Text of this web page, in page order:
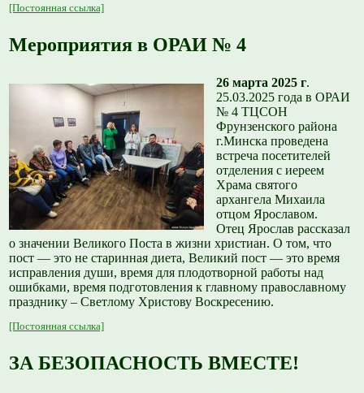
[Постоянная ссылка]
Мероприятия в ОРАИ № 4
26 марта 2025 г.
25.03.2025 года в ОРАИ
№ 4 ТЦСОН
Фрунзенского района
г.Минска проведена
встреча посетителей
отделения с иереем
Храма святого
архангела Михаила
отцом Ярославом.
Отец Ярослав рассказал
о значении Великого Поста в жизни христиан. О том, что
пост — это не старинная диета, Великий пост — это время
исправления души, время для плодотворной работы над
ошибками, время подготовления к главному православному
празднику – Светлому Христову Воскресению.
[Постоянная ссылка]
ЗА БЕЗОПАСНОСТЬ ВМЕСТЕ!